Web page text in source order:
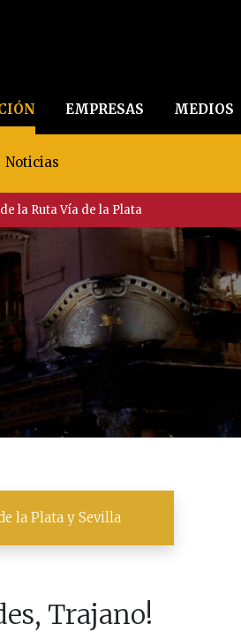
EMPRESAS MEDIOS
Noticias
la Ruta Vía de la Plata
la Plata y Sevilla
Trajano!